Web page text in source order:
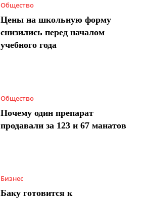
Общество
Цены на школьную форму
снизились перед началом
учебного года
Общество
Почему один препарат
продавали за 123 и 67 манатов
Бизнес
Баку готовится к